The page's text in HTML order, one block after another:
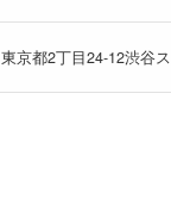
東京都2丁目24-12渋谷